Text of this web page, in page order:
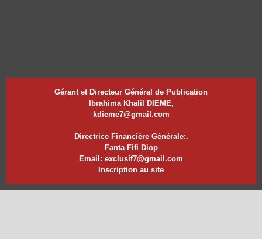
Gérant et Directeur Général de Publication
Ibrahima Khalil DIEME,
kdieme7@gmail.com
Directrice Financière Générale:.
Fanta Fifi Diop
Email: exclusif7@gmail.com
Inscription au site